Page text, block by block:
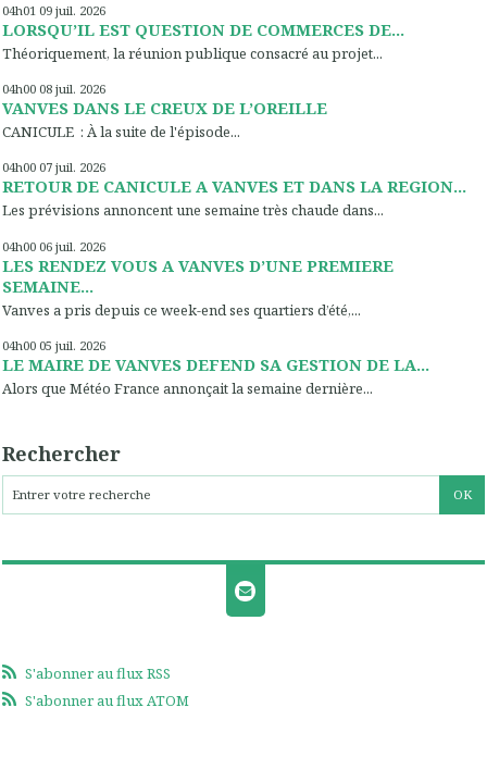
04h01 09 juil. 2026
LORSQU’IL EST QUESTION DE COMMERCES DE...
Théoriquement, la réunion publique consacré au projet...
04h00 08 juil. 2026
VANVES DANS LE CREUX DE L’OREILLE
CANICULE : À la suite de l'épisode...
04h00 07 juil. 2026
RETOUR DE CANICULE A VANVES ET DANS LA REGION...
Les prévisions annoncent une semaine très chaude dans...
04h00 06 juil. 2026
LES RENDEZ VOUS A VANVES D’UNE PREMIERE
SEMAINE...
Vanves a pris depuis ce week-end ses quartiers d’été,...
04h00 05 juil. 2026
LE MAIRE DE VANVES DEFEND SA GESTION DE LA...
Alors que Météo France annonçait la semaine dernière...
Rechercher
S'abonner au flux RSS
S'abonner au flux ATOM